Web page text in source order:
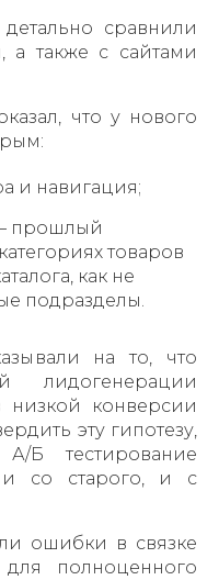
сравнили
а также с сайтами
что у нового
и навигация;
прошлый
товаров
как не
подразделы.
на то, что
лидогенерации
конверсии
эту гипотезу,
Б тестирование
и со старого, и с
ошибки в связке
полноценного